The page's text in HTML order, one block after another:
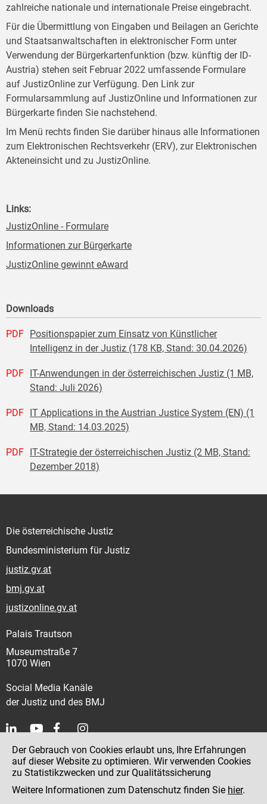
zahlreiche nationale und internationale Preise eingebracht.
Für die Übermittlung von Eingaben und Beilagen an Gerichte
und Staatsanwaltschaften in elektronischer Form unter
Verwendung der Bürgerkartenfunktion (bzw. künftig der ID-
Austria) stehen seit Februar 2022 umfassende Formulare
auf JustizOnline zur Verfügung. Den Link zur
Formularsammlung auf JustizOnline und Informationen zur
Bürgerkarte finden Sie nachstehend.
Im Menü rechts finden Sie darüber hinaus alle Informationen
zum Elektronischen Rechtsverkehr (ERV), zur Elektronischen
Akteneinsicht und zu JustizOnline.
Links:
JustizOnline - Formulare
Informationen zur Bürgerkarte
JustizOnline gewinnt eAward
Downloads
PDF
Positionspapier zum Einsatz von Künstlicher
Intelligenz in der Justiz (178 KB, Stand: 30.04.2026)
PDF
IT-Anwendungen in der österreichischen Justiz (1 MB,
Stand: Juli 2026)
PDF
IT Applications in the Austrian Justice System (EN) (1
MB, Stand: 14.03.2025)
PDF
IT-Strategie der österreichischen Justiz (2 MB, Stand:
Dezember 2018)
Die österreichische Justiz
Bundesministerium für Justiz
justiz.gv.at
bmj.gv.at
justizonline.gv.at
Palais Trautson
Museumstraße 7
1070 Wien
Social Media Kanäle
der Justiz und des BMJ
Kontakt
Impressum
Datenschutz
Der Gebrauch von Cookies erlaubt uns, Ihre Erfahrungen
auf dieser Website zu optimieren. Wir verwenden Cookies
zu Statistikzwecken und zur Qualitätssicherung
Weitere Informationen zum Datenschutz finden Sie hier.